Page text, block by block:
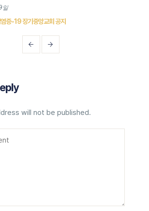
일
증-19 장기중앙교회 공지
will not be published.